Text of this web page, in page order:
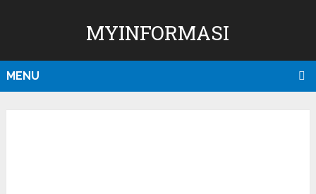
MYINFORMASI
MENU